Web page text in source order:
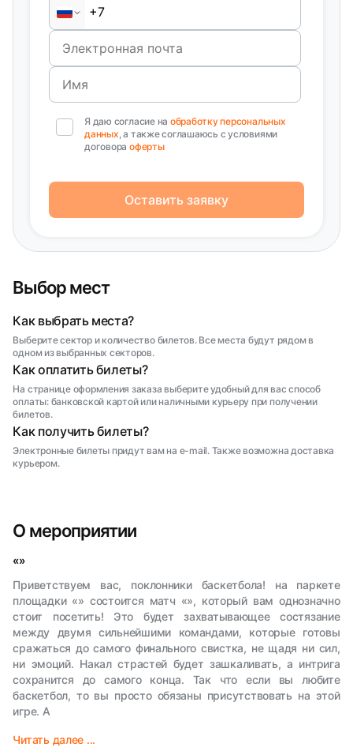
Выбор мест
Как выбрать места?
Выберите сектор и количество билетов. Все места будут рядом в
одном из выбранных секторов.
Как оплатить билеты?
На странице оформления заказа выберите удобный для вас способ
оплаты: банковской картой или наличными курьеру при получении
билетов.
Как получить билеты?
Электронные билеты придут вам на e-mail. Также возможна доставка
курьером.
Я даю согласие на обработку персональных
данных, а также соглашаюсь с условиями
договора оферты
Оставить заявку
О мероприятии
«»
Приветствуем вас, поклонники баскетбола! на паркете
площадки «» состоится матч «», который вам однозначно
стоит посетить! Это будет захватывающее состязание
между двумя сильнейшими командами, которые готовы
сражаться до самого финального свистка, не щадя ни сил,
ни эмоций. Накал страстей будет зашкаливать, а интрига
сохранится до самого конца. Так что если вы любите
баскетбол, то вы просто обязаны присутствовать на этой
игре. А
Читать далее ...